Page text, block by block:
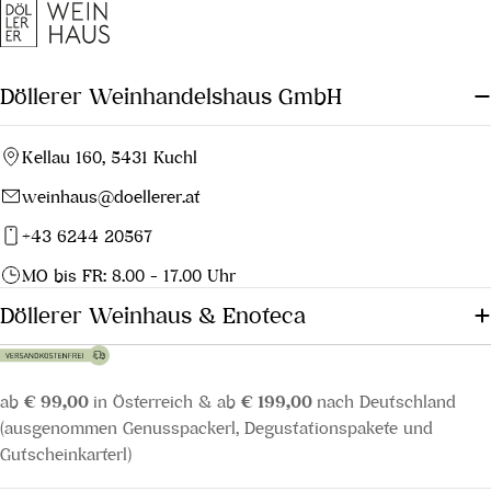
Döllerer Weinhandelshaus GmbH
Kellau 160, 5431 Kuchl
weinhaus@doellerer.at
+43 6244 20567
MO bis FR: 8.00 - 17.00 Uhr
Döllerer Weinhaus & Enoteca
ab € 99,00 in Österreich & ab € 199,00 nach Deutschland
(ausgenommen Genusspackerl, Degustationspakete und
Gutscheinkarterl)